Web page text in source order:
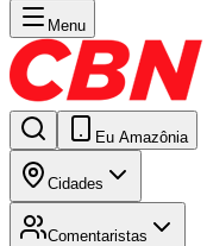
Menu
Eu Amazônia
Cidades
Comentaristas